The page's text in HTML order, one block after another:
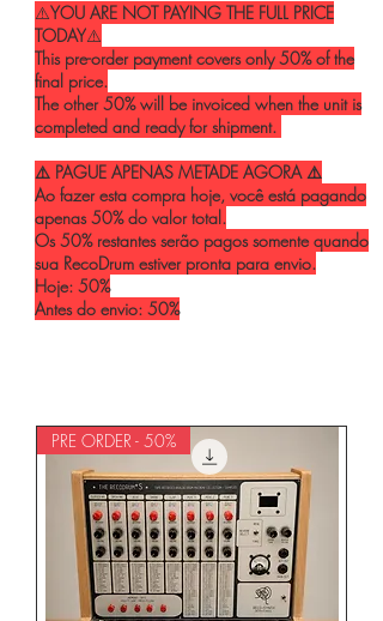
⚠️YOU ARE NOT PAYING THE FULL PRICE
TODAY⚠️
This pre-order payment covers only 50% of the
final price.
The other 50% will be invoiced when the unit is
completed and ready for shipment.
⚠️ PAGUE APENAS METADE AGORA ⚠️
Ao fazer esta compra hoje, você está pagando
apenas 50% do valor total.
Os 50% restantes serão pagos somente quando
sua RecoDrum estiver pronta para envio.
Hoje: 50%
Antes do envio: 50%
PRE ORDER - 50%